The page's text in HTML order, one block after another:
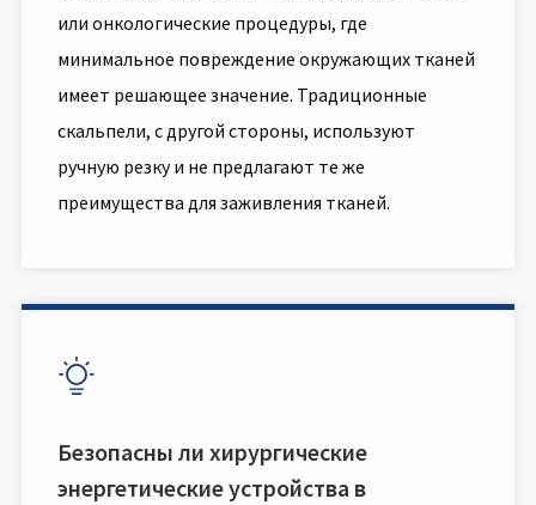
или онкологические процедуры, где
минимальное повреждение окружающих тканей
имеет решающее значение. Традиционные
скальпели, с другой стороны, используют
ручную резку и не предлагают те же
преимущества для заживления тканей.

Безопасны ли хирургические
энергетические устройства в